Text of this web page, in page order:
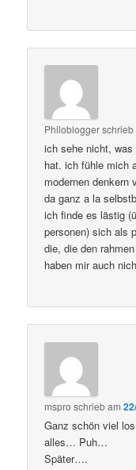
Philobloggerschrieb
ich sehe nicht, was
hat. ich fühle mich
modernen denkern
da ganz a la
ich finde es lästig
personen) sich als
die, die den
haben mir auch
mspro schriebam
Ganz schön viel
alles… Puh…
Später….